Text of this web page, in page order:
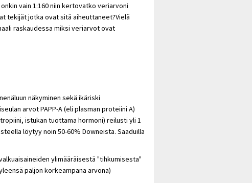
vain 1:160 niin kertovatko veriarvoni
tekijät jotka ovat sitä aiheuttaneet?Vielä
raskaudessa miksi veriarvot ovat
näkyminen sekä ikäriski
arvot PAPP-A (eli plasman proteiini A)
istukan tuottama hormoni) reilusti yli 1
löytyy noin 50-60% Downeista. Saaduilla
ylimääräisestä "tihkumisesta"
paljon korkeampana arvona)